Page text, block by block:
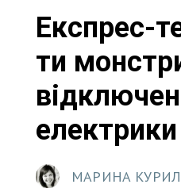
Експрес-
ти
електрики
МАРИНА